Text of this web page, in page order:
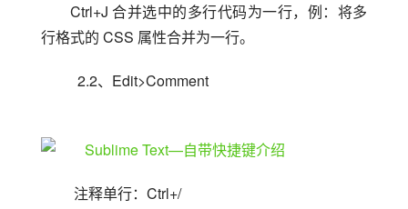
Ctrl+J 合并选中的多行代码为一行，例：将多
行格式的 CSS 属性合并为一行。
  2.2、Edit>Comment
注释单行：Ctrl+/